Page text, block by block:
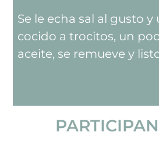
Se le echa sal al gusto y
cocido a trocitos, un
aceite, se remueve y